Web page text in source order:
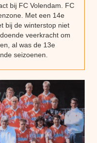
bij FC Volendam. FC
Met een 14e
bij de winterstop niet
veerkracht om
al was de 13e
seizoenen.